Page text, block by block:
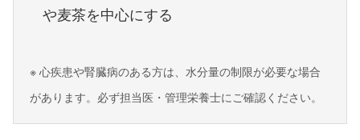
や麦茶を中心にする
※ 心疾患や腎臓病のある方は、水分量の制限が必要な場合
があります。必ず担当医・管理栄養士にご確認ください。